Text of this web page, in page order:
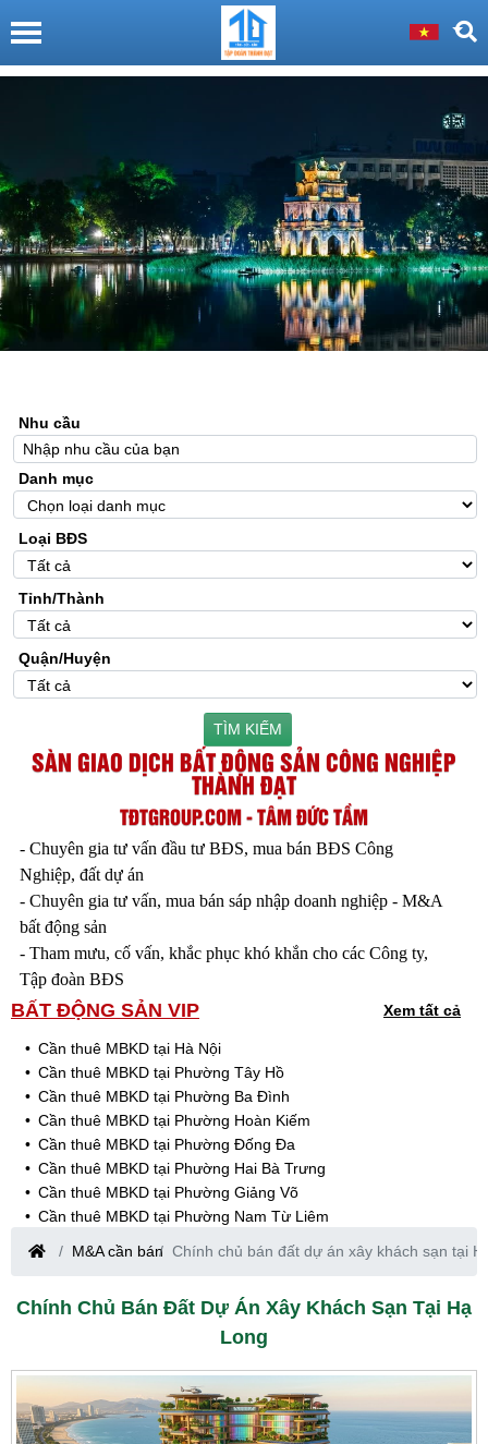
Nhu cầu
Danh mục
Loại BĐS
Tỉnh/Thành
Quận/Huyện
TÌM KIẾM
SÀN GIAO DỊCH BẤT ĐỘNG SẢN CÔNG NGHIỆP
THÀNH ĐẠT
TĐTGROUP.COM - TÂM ĐỨC TẦM
- Chuyên gia tư vấn đầu tư BĐS, mua bán BĐS Công
Nghiệp, đất dự án
- Chuyên gia tư vấn, mua bán sáp nhập doanh nghiệp - M&A
bất động sản
- Tham mưu, cố vấn, khắc phục khó khắn cho các Công ty,
Tập đoàn BĐS
BẤT ĐỘNG SẢN VIP Xem tất cả
Cần thuê MBKD tại Hà Nội
Cần thuê MBKD tại Phường Tây Hồ
Cần thuê MBKD tại Phường Ba Đình
Cần thuê MBKD tại Phường Hoàn Kiếm
Cần thuê MBKD tại Phường Đống Đa
Cần thuê MBKD tại Phường Hai Bà Trưng
Cần thuê MBKD tại Phường Giảng Võ
Cần thuê MBKD tại Phường Nam Từ Liêm
Cần thuê MBKD tại Phường Cầu Giấy
Cần thuê MBKD tại Phường Thanh Xuân
Cần thuê MBKD tại Phường Hà Đông
Cần thuê MBKD tại Phường Hoàng Mai
Cần thuê MBKD tại Phường Yên Hòa
Cần thuê MBKD tại Phường Nghĩa Độ
Cần thuê MBKD tại Phường Phương Liệt
M&A cần bán Chính chủ bán đất dự án xây khách sạn tại
Chính Chủ Bán Đất Dự Án Xây Khách Sạn Tại Hạ
Long